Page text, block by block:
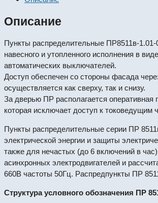
Описание
Пункты распределительные ПР8511в-
навесного и утопленного исполнения в
автоматических выключателей.
Доступ обеспечен со стороны фасада
осуществляется как сверху, так и снизу.
За дверью ПР располагается
которая исключает доступ к токоведущим
Пункты распределительные серии ПР
электрической энергии и защиты
также для нечастых (до 6 включений в
асинхронных электродвигателей и
660В частоты 50Гц. Распредпункты ПР
Структура условного обозначения ПР